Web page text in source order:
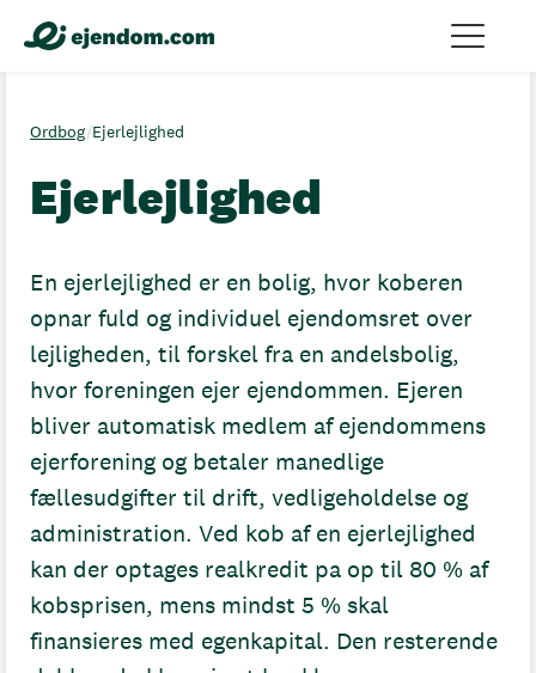
Ordbog/Ejerlejlighed
Ejerlejlighed
En ejerlejlighed er en bolig, hvor koberen
opnar fuld og individuel ejendomsret over
lejligheden, til forskel fra en andelsbolig,
hvor foreningen ejer ejendommen. Ejeren
bliver automatisk medlem af ejendommens
ejerforening og betaler manedlige
fællesudgifter til drift, vedligeholdelse og
administration. Ved kob af en ejerlejlighed
kan der optages realkredit pa op til 80 % af
kobsprisen, mens mindst 5 % skal
finansieres med egenkapital. Den resterende